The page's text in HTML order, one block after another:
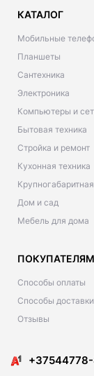
КАТАЛОГ
Мобильные
Планшеты
Сантехника
Электроника
Компьютеры и
Бытовая техника
Стройка и ремонт
Кухонная техника
Дом и сад
Мебель для дома
ПОКУПАТЕЛЯМ
Способы оплаты
Способы доставки
Отзывы